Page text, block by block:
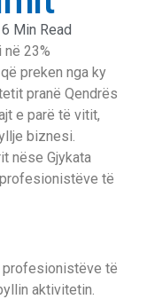
6 Min Read
23%
preken nga ky
pranë Qendrës
e parë të vitit,
biznesi.
nëse Gjykata
të
profesionistëve të
aktivitetin.